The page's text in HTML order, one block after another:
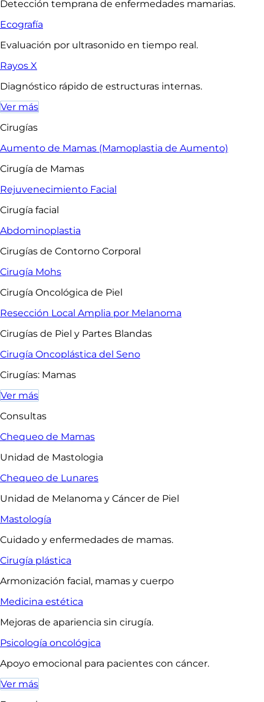
Detección temprana de enfermedades mamarias.
Ecografía
Evaluación por ultrasonido en tiempo real.
Rayos X
Diagnóstico rápido de estructuras internas.
Ver más
Cirugías
Aumento de Mamas (Mamoplastia de Aumento)
Cirugía de Mamas
Rejuvenecimiento Facial
Cirugía facial
Abdominoplastia
Cirugías de Contorno Corporal
Cirugía Mohs
Cirugía Oncológica de Piel
Resección Local Amplia por Melanoma
Cirugías de Piel y Partes Blandas
Cirugía Oncoplástica del Seno
Cirugías: Mamas
Ver más
Consultas
Chequeo de Mamas
Unidad de Mastologia
Chequeo de Lunares
Unidad de Melanoma y Cáncer de Piel
Mastología
Cuidado y enfermedades de mamas.
Cirugía plástica
Armonización facial, mamas y cuerpo
Medicina estética
Mejoras de apariencia sin cirugía.
Psicología oncológica
Apoyo emocional para pacientes con cáncer.
Ver más